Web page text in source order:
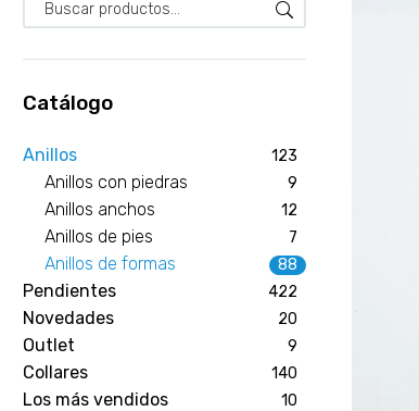
Catálogo
Anillos 123
Anillos con piedras 9
Anillos anchos 12
Anillos de pies 7
Anillos de formas 88
Pendientes 422
Novedades 20
Outlet 9
Collares 140
Los más vendidos 10